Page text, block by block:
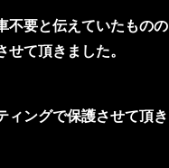
不要と伝えていたものの
て頂きました。
ィングで保護させて頂き